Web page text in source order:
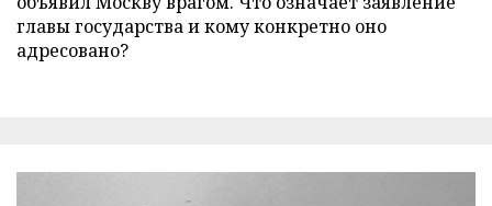
главы государства и кому конкретно оно
адресовано?